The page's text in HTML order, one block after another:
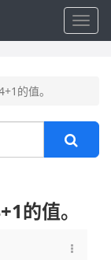
的值。
的值。